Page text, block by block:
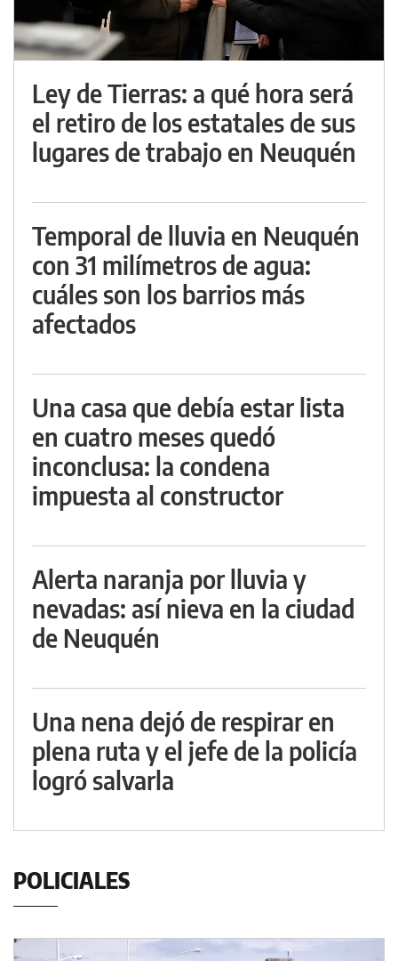
Ley de Tierras: a qué hora será
el retiro de los estatales de sus
lugares de trabajo en Neuquén
Temporal de lluvia en Neuquén
con 31 milímetros de agua:
cuáles son los barrios más
afectados
Una casa que debía estar lista
en cuatro meses quedó
inconclusa: la condena
impuesta al constructor
Alerta naranja por lluvia y
nevadas: así nieva en la ciudad
de Neuquén
Una nena dejó de respirar en
plena ruta y el jefe de la policía
logró salvarla
POLICIALES